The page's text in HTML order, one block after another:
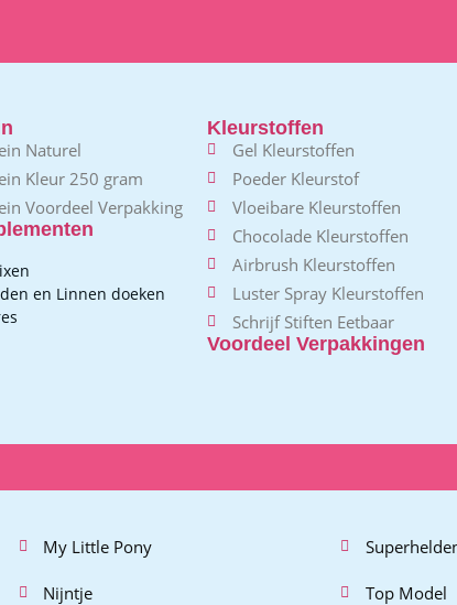
Naturel
Kleur 250 gram
Voordeel Verpakking
en Linnen doeken
Kleurstoffen
Gel Kleurstoffen
Poeder Kleurstof
Vloeibare Kleurstoffen
Chocolade Kleurstoffen
Airbrush Kleurstoffen
Luster Spray Kleurstoffen
Schrijf Stiften Eetbaar
Voordeel Verpakkingen
My Little Pony
Nijntje Top Model